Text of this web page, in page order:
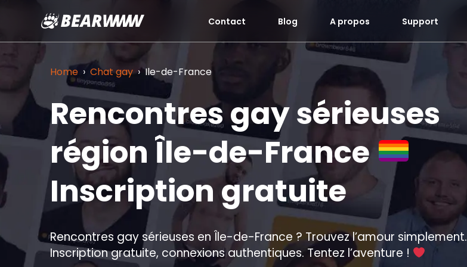
contenu
Contact Blog A propos Support
Home › Chat gay › Ile-de-France
Rencontres gay sérieuses
région Île-de-France
Inscription gratuite
Rencontres gay sérieuses en Île-de-France ? Trouvez l’amour simplement.
Inscription gratuite, connexions authentiques. Tentez l’aventure !